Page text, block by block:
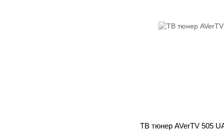
ТВ тюнер AVerTV 505